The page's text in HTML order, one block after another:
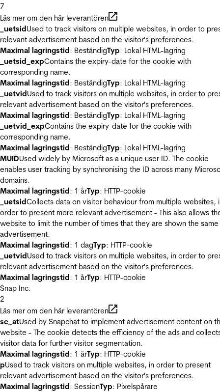
7
Läs mer om den här leverantören
_uetsidUsed to track visitors on multiple websites, in order to
relevant advertisement based on the visitor's preferences.
Maximal lagringstid: BeständigTyp: Lokal HTML-lagring
_uetsid_expContains the expiry-date for the cookie with
corresponding name.
Maximal lagringstid: BeständigTyp: Lokal HTML-lagring
_uetvidUsed to track visitors on multiple websites, in order to
relevant advertisement based on the visitor's preferences.
Maximal lagringstid: BeständigTyp: Lokal HTML-lagring
_uetvid_expContains the expiry-date for the cookie with
corresponding name.
Maximal lagringstid: BeständigTyp: Lokal HTML-lagring
MUIDUsed widely by Microsoft as a unique user ID. The cookie
enables user tracking by synchronising the ID across many
domains.
Maximal lagringstid: 1 årTyp: HTTP-cookie
_uetsidCollects data on visitor behaviour from multiple websites,
order to present more relevant advertisement - This also allows
website to limit the number of times that they are shown the same
advertisement.
Maximal lagringstid: 1 dagTyp: HTTP-cookie
_uetvidUsed to track visitors on multiple websites, in order to
relevant advertisement based on the visitor's preferences.
Maximal lagringstid: 1 årTyp: HTTP-cookie
Snap Inc.
2
Läs mer om den här leverantören
sc_atUsed by Snapchat to implement advertisement content on
website - The cookie detects the efficiency of the ads and
visitor data for further visitor segmentation.
Maximal lagringstid: 1 årTyp: HTTP-cookie
pUsed to track visitors on multiple websites, in order to present
relevant advertisement based on the visitor's preferences.
Maximal lagringstid: SessionTyp: Pixelspårare